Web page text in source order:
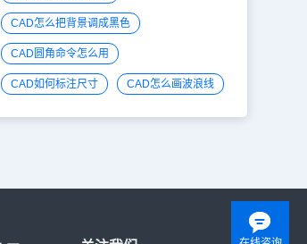
CAD怎么把背景调成黑色
CAD圆角命令怎么用
CAD如何标注尺寸 CAD怎么画波浪线